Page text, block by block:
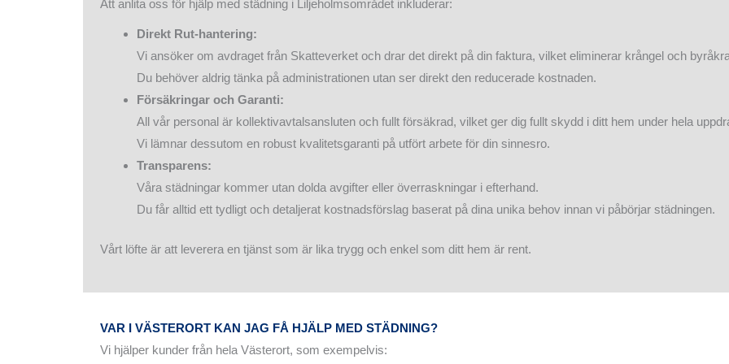
Att anlita oss för hjälp med städning i Liljeholmsområdet inkluderar:
Direkt Rut-hantering:
Vi ansöker om avdraget från Skatteverket och drar det direkt på din faktura, vilket eliminerar krångel och
Du behöver aldrig tänka på administrationen utan ser direkt den reducerade kostnaden.
Försäkringar och Garanti:
All vår personal är kollektivavtalsansluten och fullt försäkrad, vilket ger dig fullt skydd i ditt hem under hela
Vi lämnar dessutom en robust kvalitetsgaranti på utfört arbete för din sinnesro.
Transparens:
Våra städningar kommer utan dolda avgifter eller överraskningar i efterhand.
Du får alltid ett tydligt och detaljerat kostnadsförslag baserat på dina unika behov innan vi påbörjar städningen.
Vårt löfte är att leverera en tjänst som är lika trygg och enkel som ditt hem är rent.
VAR I VÄSTERORT KAN JAG FÅ HJÄLP MED STÄDNING?
Vi hjälper kunder från hela Västerort, som exempelvis: